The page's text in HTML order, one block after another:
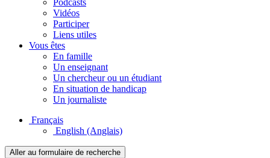
Podcasts
Vidéos
Participer
Liens utiles
Vous êtes
En famille
Un enseignant
Un chercheur ou un étudiant
En situation de handicap
Un journaliste
Français
English (Anglais)
Aller au formulaire de recherche